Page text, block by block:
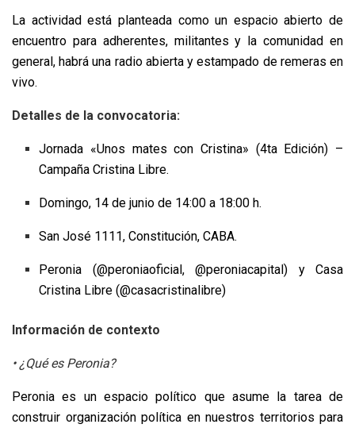
La actividad está planteada como un espacio abierto de
encuentro para adherentes, militantes y la comunidad en
general, habrá una radio abierta y estampado de remeras en
vivo.
Detalles de la convocatoria:
Jornada «Unos mates con Cristina» (4ta Edición) –
Campaña Cristina Libre.
Domingo, 14 de junio de 14:00 a 18:00 h.
San José 1111, Constitución, CABA.
Peronia (@peroniaoficial, @peroniacapital) y Casa
Cristina Libre (@casacristinalibre)
Información de contexto
• ¿Qué es Peronia?
Peronia es un espacio político que asume la tarea de
construir organización política en nuestros territorios para